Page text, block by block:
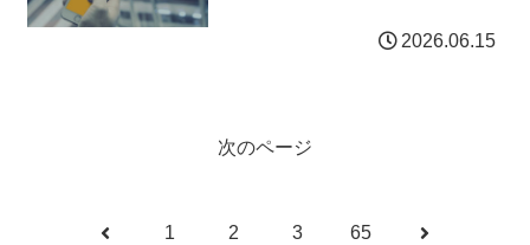
2026.06.15
次のページ
前 1 2 3 65 次